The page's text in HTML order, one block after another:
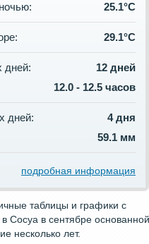
25.1°C
29.1°C
дней:
12 дней
12.0 - 12.5 часов
дней:
4 дня
59.1 мм
подробная информация
таблицы и графики с
Сосуа в сентябре основанной
несколько лет.